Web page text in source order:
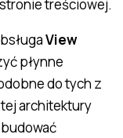
treściowej.
View
płynne
do tych z
architektury